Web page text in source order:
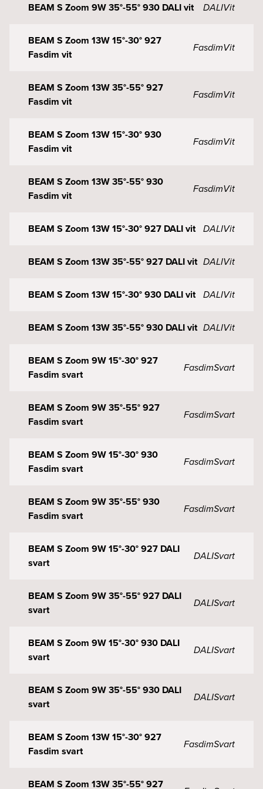
BEAM S Zoom 9W 35°-55° 930 DALI vit DALIVit
BEAM S Zoom 13W 15°-30° 927
Fasdim vit
FasdimVit
BEAM S Zoom 13W 35°-55° 927
Fasdim vit
FasdimVit
BEAM S Zoom 13W 15°-30° 930
Fasdim vit
FasdimVit
BEAM S Zoom 13W 35°-55° 930
Fasdim vit
FasdimVit
BEAM S Zoom 13W 15°-30° 927 DALI vit DALIVit
BEAM S Zoom 13W 35°-55° 927 DALI vit DALIVit
BEAM S Zoom 13W 15°-30° 930 DALI vit DALIVit
BEAM S Zoom 13W 35°-55° 930 DALI vit DALIVit
BEAM S Zoom 9W 15°-30° 927
Fasdim svart
FasdimSvart
BEAM S Zoom 9W 35°-55° 927
Fasdim svart
FasdimSvart
BEAM S Zoom 9W 15°-30° 930
Fasdim svart
FasdimSvart
BEAM S Zoom 9W 35°-55° 930
Fasdim svart
FasdimSvart
BEAM S Zoom 9W 15°-30° 927 DALI
svart
DALISvart
BEAM S Zoom 9W 35°-55° 927 DALI
svart
DALISvart
BEAM S Zoom 9W 15°-30° 930 DALI
svart
DALISvart
BEAM S Zoom 9W 35°-55° 930 DALI
svart
DALISvart
BEAM S Zoom 13W 15°-30° 927
Fasdim svart
FasdimSvart
BEAM S Zoom 13W 35°-55° 927